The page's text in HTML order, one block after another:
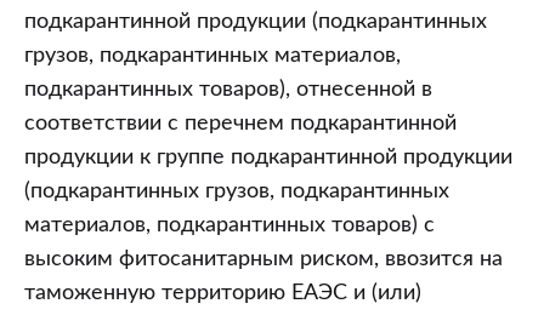
подкарантинной продукции (подкарантинных
грузов, подкарантинных материалов,
подкарантинных товаров), отнесенной в
соответствии с перечнем подкарантинной
продукции к группе подкарантинной продукции
(подкарантинных грузов, подкарантинных
материалов, подкарантинных товаров) с
высоким фитосанитарным риском, ввозится на
таможенную территорию ЕАЭС и (или)